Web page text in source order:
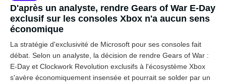
D'après un analyste, rendre Gears of War E-Day
exclusif sur les consoles Xbox n'a aucun sens
économique
La stratégie d'exclusivité de Microsoft pour ses consoles fait
débat. Selon un analyste, la décision de rendre Gears of War :
E-Day et Clockwork Revolution exclusifs à l'écosystème Xbox
s'avère économiquement insensée et pourrait se solder par un